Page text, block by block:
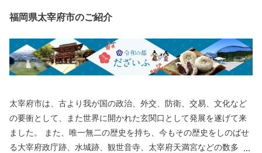
福岡県太宰府市のご紹介
太宰府市は、古より我が国の政治、外交、防衛、交易、文化など
の要衝として、また世界に開かれた玄関口として発展を遂げて来
ました。 また、唯一無二の歴史を持ち、今もその歴史をしのばせ
る大宰府政庁跡、水城跡、観世音寺、太宰府天満宮などの数多く